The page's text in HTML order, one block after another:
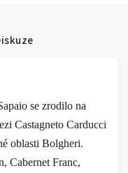
se zrodilo na
Castagneto Carducci
oblasti Bolgheri.
Cabernet Franc,